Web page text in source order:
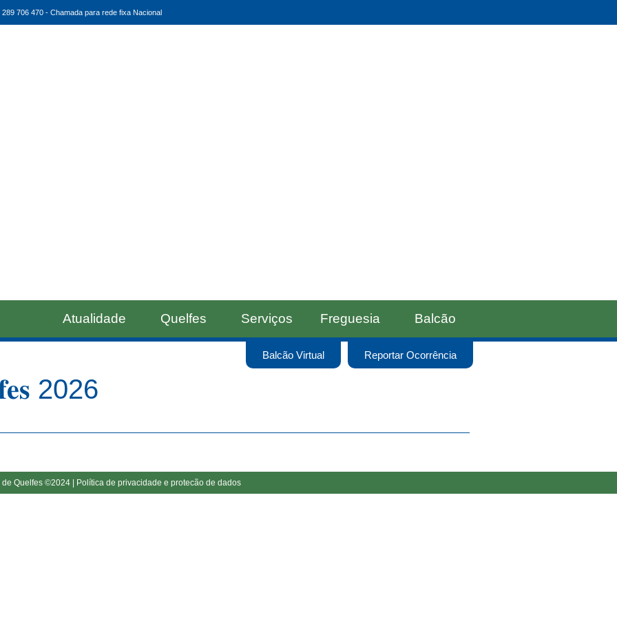
289 706 470 - Chamada para rede fixa Nacional
Atualidade Quelfes Serviços Freguesia Balcão
Balcão Virtual Reportar Ocorrência
2026
Quelfes ©2024 | Política de privacidade e protecão de dados